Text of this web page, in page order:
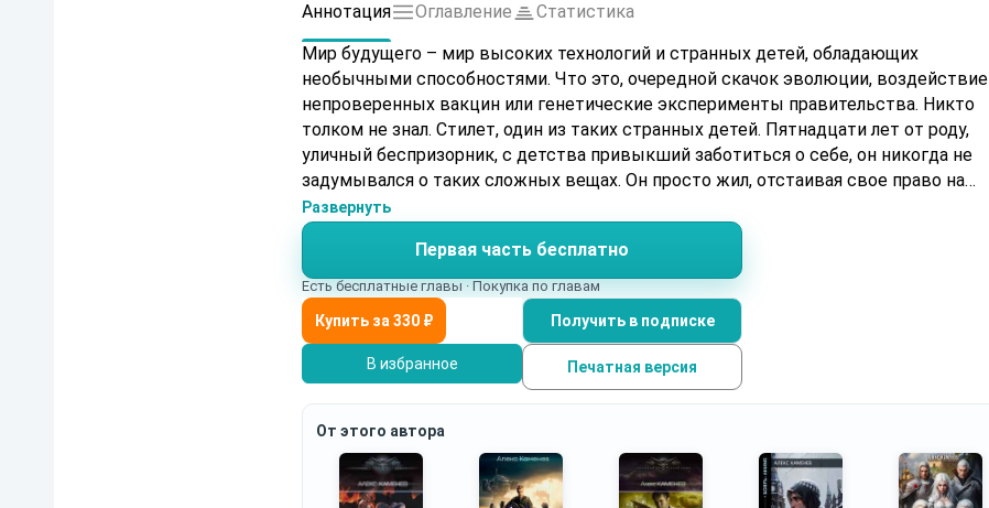
Аннотация
Оглавление
Статистика
Мир будущего – мир высоких технологий и странных детей, обладающих
необычными способностями. Что это, очередной скачок эволюции, воздействие
непроверенных вакцин или генетические эксперименты правительства. Никто
толком не знал. Стилет, один из таких странных детей. Пятнадцати лет от роду,
уличный беспризорник, с детства привыкший заботиться о себе, он никогда не
задумывался о таких сложных вещах. Он просто жил, отстаивая свое право на
существование. И делал это со всей своей решительностью и силой, не желая
становится игрушкой в чужих руках.
Развернуть
Первая часть бесплатно
Есть бесплатные главы · Покупка по главам
Получить в подписке
В избранное Печатная версия
От этого автора